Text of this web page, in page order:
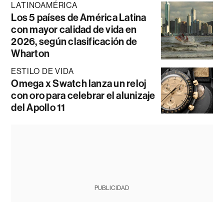
LATINOAMÉRICA
Los 5 países de América Latina
con mayor calidad de vida en
2026, según clasificación de
Wharton
ESTILO DE VIDA
Omega x Swatch lanza un reloj
con oro para celebrar el alunizaje
del Apollo 11
PUBLICIDAD